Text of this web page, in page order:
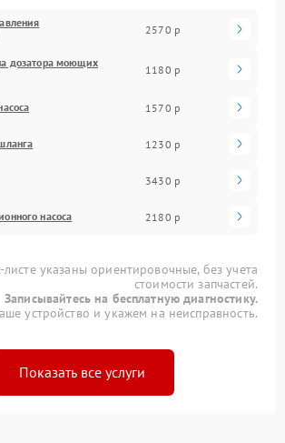
2570 р
дозатора моющих
1180 р
1570 р
1230 р
3430 р
насоса 2180 р
указаны ориентировочные, без учета
стоимости запчастей.
Записывайтесь на бесплатную диагностику.
устройство и укажем на неисправность.
Показать все услуги